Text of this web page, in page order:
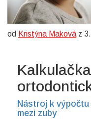
od Kristýna Maková z
Nástroj k výpočtu
mezi zuby